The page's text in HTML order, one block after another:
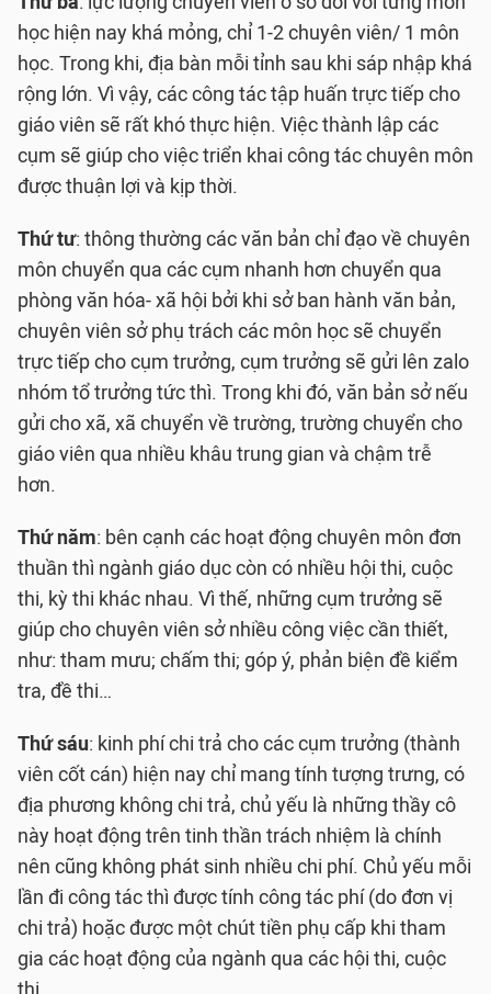
học hiện nay khá mỏng, chỉ 1-2 chuyên viên/ 1 môn
học. Trong khi, địa bàn mỗi tỉnh sau khi sáp nhập khá
rộng lớn. Vì vậy, các công tác tập huấn trực tiếp cho
giáo viên sẽ rất khó thực hiện. Việc thành lập các
cụm sẽ giúp cho việc triển khai công tác chuyên môn
được thuận lợi và kịp thời.
Thứ tư: thông thường các văn bản chỉ đạo về chuyên
môn chuyển qua các cụm nhanh hơn chuyển qua
phòng văn hóa- xã hội bởi khi sở ban hành văn bản,
chuyên viên sở phụ trách các môn học sẽ chuyển
trực tiếp cho cụm trưởng, cụm trưởng sẽ gửi lên zalo
nhóm tổ trưởng tức thì. Trong khi đó, văn bản sở nếu
gửi cho xã, xã chuyển về trường, trường chuyển cho
giáo viên qua nhiều khâu trung gian và chậm trễ
hơn.
Thứ năm: bên cạnh các hoạt động chuyên môn đơn
thuần thì ngành giáo dục còn có nhiều hội thi, cuộc
thi, kỳ thi khác nhau. Vì thế, những cụm trưởng sẽ
giúp cho chuyên viên sở nhiều công việc cần thiết,
như: tham mưu; chấm thi; góp ý, phản biện đề kiểm
tra, đề thi…
Thứ sáu: kinh phí chi trả cho các cụm trưởng (thành
viên cốt cán) hiện nay chỉ mang tính tượng trưng, có
địa phương không chi trả, chủ yếu là những thầy cô
này hoạt động trên tinh thần trách nhiệm là chính
nên cũng không phát sinh nhiều chi phí. Chủ yếu mỗi
lần đi công tác thì được tính công tác phí (do đơn vị
chi trả) hoặc được một chút tiền phụ cấp khi tham
gia các hoạt động của ngành qua các hội thi, cuộc